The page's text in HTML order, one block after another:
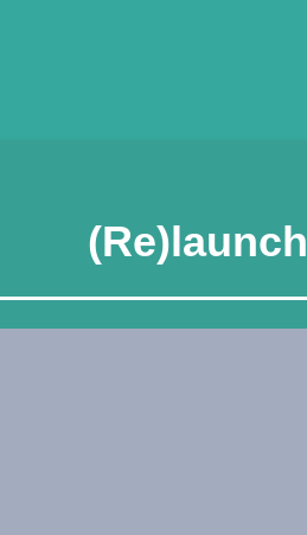
(Re)launch